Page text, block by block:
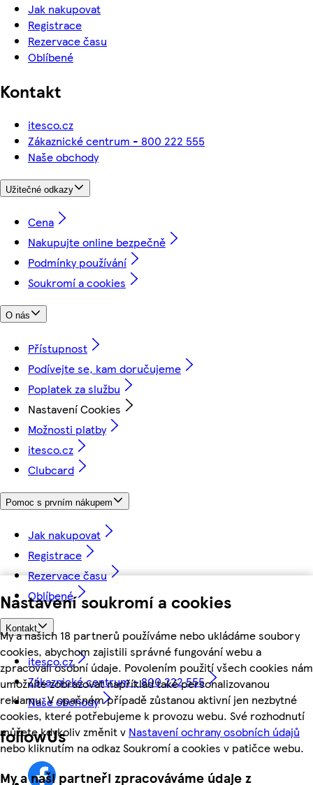
Nastavení soukromí a cookies
My a našich 18 partnerů používáme nebo ukládáme soubory
cookies, abychom zajistili správné fungování webu a
zpracovali osobní údaje. Povolením použití všech cookies nám
umožníte zobrazovat například také personalizovanou
reklamu. V opačném případě zůstanou aktivní jen nezbytné
cookies, které potřebujeme k provozu webu. Své rozhodnutí
můžete kdykoliv změnit v Nastavení ochrany osobních údajů
nebo kliknutím na odkaz Soukromí a cookies v patičce webu.
My a naši partneři zpracováváme údaje z
Jak nakupovat
Registrace
Rezervace času
Oblíbené
Kontakt
itesco.cz
Zákaznické centrum - 800 222 555
Naše obchody
Užitečné odkazy
Cena
Nakupujte online bezpečně
Podmínky používání
Soukromí a cookies
O nás
Přístupnost
Podívejte se, kam doručujeme
Poplatek za službu
Nastavení Cookies
Možnosti platby
itesco.cz
Clubcard
Pomoc s prvním nákupem
Jak nakupovat
Registrace
Rezervace času
Oblíbené
Kontakt
itesco.cz
Zákaznické centrum - 800 222 555
Naše obchody
followUs